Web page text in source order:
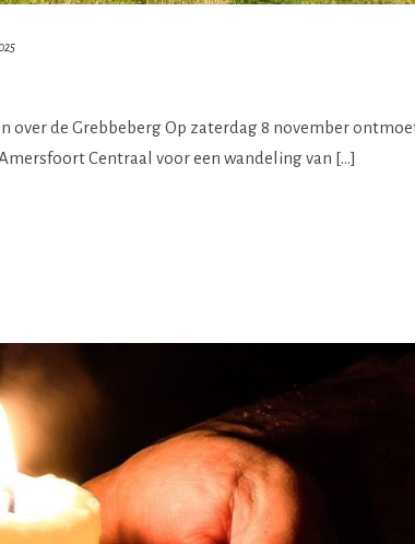
over de Grebbeberg Op zaterdag 8 november
Centraal voor een wandeling van […]